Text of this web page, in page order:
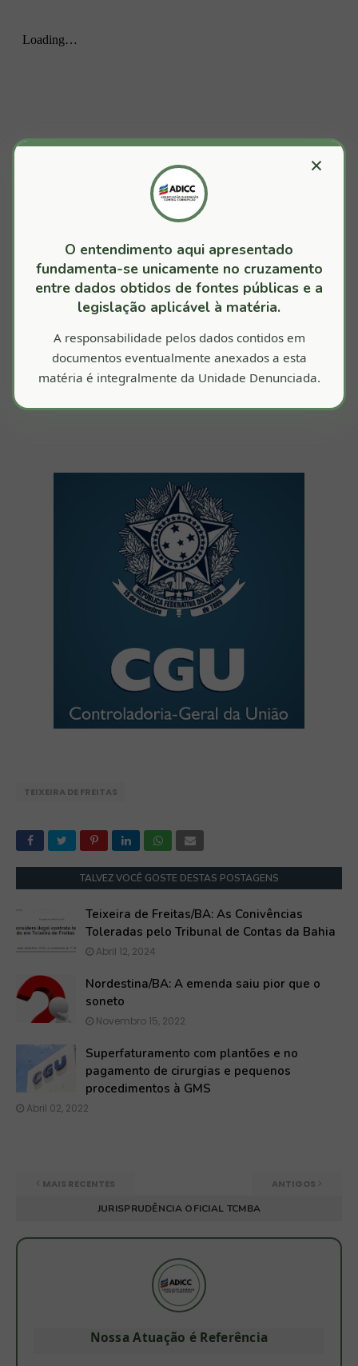
TEIXEIRA DE FREITAS
TALVEZ VOCÊ GOSTE DESTAS POSTAGENS
Teixeira de Freitas/BA: As Conivências
Toleradas pelo Tribunal de Contas da Bahia
Abril 12, 2024
Nordestina/BA: A emenda saiu pior que o
soneto
Novembro 15, 2022
Superfaturamento com plantões e no
pagamento de cirurgias e pequenos
procedimentos à GMS
Abril 02, 2022
MAIS RECENTES
ANTIGOS
JURISPRUDÊNCIA OFICIAL TCMBA
Nossa Atuação é Referência
×
O entendimento aqui apresentado
fundamenta-se unicamente no cruzamento
entre dados obtidos de fontes públicas e a
legislação aplicável à matéria.
A responsabilidade pelos dados contidos em
documentos eventualmente anexados a esta
matéria é integralmente da Unidade Denunciada.